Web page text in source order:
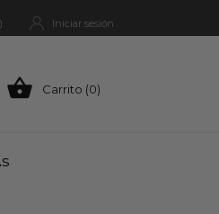
Iniciar sesión
 Carrito (0)